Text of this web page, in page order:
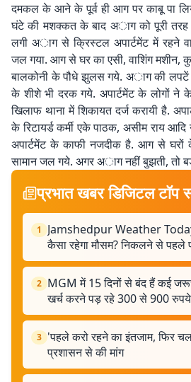
दमकल के आने के पूर्व ही आग पर काबू पा
घंटे की मशक्कत के बाद अाग को पूरी तरह
लगी अाग से क्रिस्टल अपार्टमेंट में रहने
जल गया. आग से घर का एसी, वाशिंग मशीन,
बालकोनी के पौधे झुलस गये. अाग की लपटें
के शीशे भी दरक गये. अपार्टमेंट के लोगों
खिलाफ थाना में शिकायत दर्ज करायी है.
के रिटायर्ड कर्मी एके पाठक, असीम राय
अपार्टमेंट के काफी नजदीक है. आग से घरों
सामान जल गये. अगर अाग नहीं बुझती, तो
प्रभात खबर डिजिटल टॉप
1
Jamshedpur Weather
कैसा रहेगा मौसम? निकलने से पहले
2 MGM में 15 दिनों से बंद हैं कई
खर्च करने पड़ रहे 300 से 900 रुपये
3 'पहले करो रहने का इंतजाम, फिर
प्रशासन से की मांग